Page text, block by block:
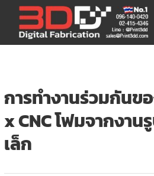
content
3DD DIGITAL
เครื่องพิมพ์3มิติ สแกนเนอร์
เลเซอร์
การทำงานร่วมกันข
x CNC โฟมจากงา
เล็ก